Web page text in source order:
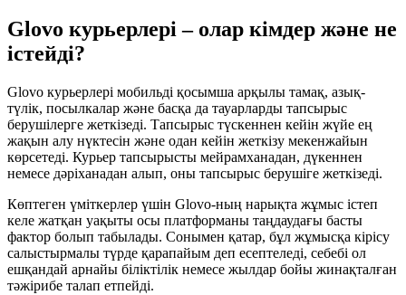
Glovo курьерлері – олар кімдер және не
істейді?
Glovo курьерлері мобильді қосымша арқылы тамақ, азық-
түлік, посылкалар және басқа да тауарларды тапсырыс
берушілерге жеткізеді. Тапсырыс түскеннен кейін жүйе ең
жақын алу нүктесін және одан кейін жеткізу мекенжайын
көрсетеді. Курьер тапсырысты мейрамханадан, дүкеннен
немесе дәріханадан алып, оны тапсырыс берушіге жеткізеді.
Көптеген үміткерлер үшін Glovo-ның нарықта жұмыс істеп
келе жатқан уақыты осы платформаны таңдаудағы басты
фактор болып табылады. Сонымен қатар, бұл жұмысқа кірісу
салыстырмалы түрде қарапайым деп есептеледі, себебі ол
ешқандай арнайы біліктілік немесе жылдар бойы жинақталған
тәжірибе талап етпейді.